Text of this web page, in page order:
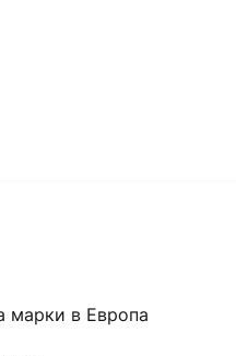
марки в Европа